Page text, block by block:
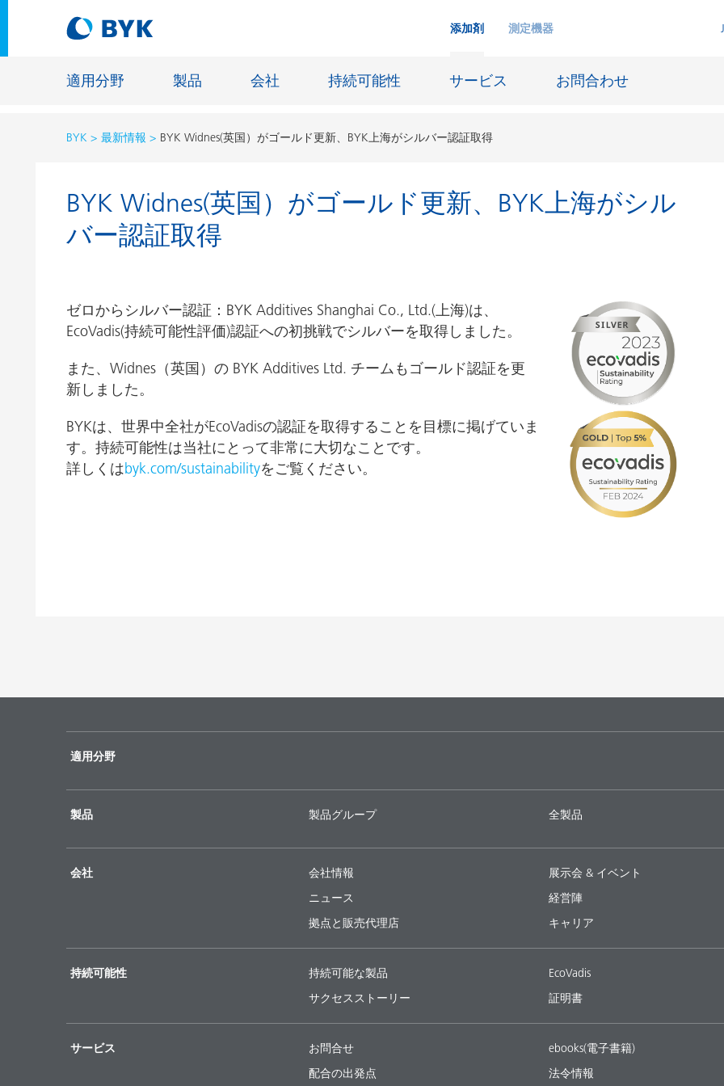
添加剤 測定機器
適用分野 製品 会社 持続可能性 サービス お問合わせ
適用分野別の推奨製品
適用分野別の推奨製品
接着剤およびシーリング材
自動車補修塗料
粘土（活性白土）触媒
コイルコーティング
建設材料
鋳造および耐火
ホームケアおよび業務・工業用洗浄剤
インクジェットインキ
オイル&ガス分野
紙コーティング
パーソナルケア
BYK 最新情報 BYK Widnes(英国）がゴールド更新、BYK上海がシルバー認証取得
BYK Widnes(英国）がゴールド更新、BYK上海がシル
バー認証取得
ゼロからシルバー認証：BYK Additives Shanghai Co., Ltd.(上海)は、
EcoVadis(持続可能性評価)認証への初挑戦でシルバーを取得しました。
また、Widnes（英国）の BYK Additives Ltd. チームもゴールド認証を更
新しました。
BYKは、世界中全社がEcoVadisの認証を取得することを目標に掲げていま
す。持続可能性は当社にとって非常に大切なことです。
詳しくはbyk.com/sustainabilityをご覧ください。
適用分野
製品 製品グループ 全製品
会社
会社情報
ニュース
拠点と販売代理店
展示会 & イベント
経営陣
キャリア
持続可能性
持続可能な製品
サクセスストーリー
EcoVadis
証明書
サービス
お問合せ
配合の出発点
ebooks(電子書籍)
法令情報